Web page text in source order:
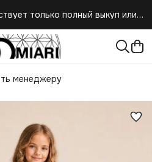
только полный выкуп или
менеджеру